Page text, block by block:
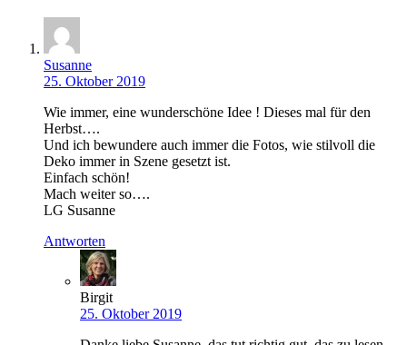
Susanne
25. Oktober 2019
Wie immer, eine wunderschöne Idee ! Dieses mal für den
Herbst….
Und ich bewundere auch immer die Fotos, wie stilvoll die
Deko immer in Szene gesetzt ist.
Einfach schön!
Mach weiter so….
LG Susanne
Antworten
Birgit
25. Oktober 2019